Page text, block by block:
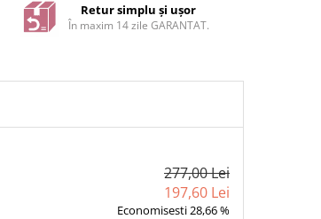
Retur simplu și ușor
În maxim 14 zile GARANTAT.
277,00 Lei
197,60 Lei
Economisesti 28,66 %